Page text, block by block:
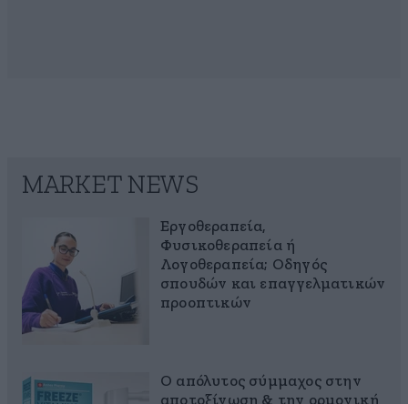
MARKET NEWS
Εργοθεραπεία,
Φυσικοθεραπεία ή
Λογοθεραπεία; Οδηγός
σπουδών και επαγγελματικών
προοπτικών
Ο απόλυτος σύμμαχος στην
αποτοξίνωση & την ορμονική